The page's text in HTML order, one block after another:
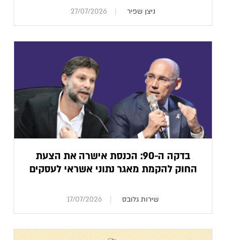
ניצן שפיר 27/07/2026
בדקה ה-90: הכנסת אישרה את הצעת
החוק להקמת מאגר נתוני אשראי לעסקים
שירות גלובס 17/07/2026